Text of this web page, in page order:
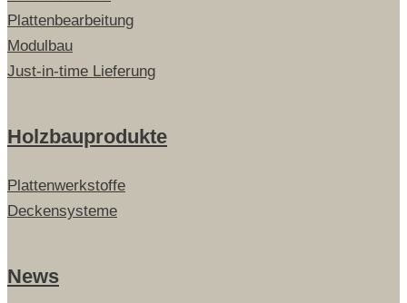
Plattenbearbeitung
Modulbau
Just-in-time Lieferung
Holzbauprodukte
Plattenwerkstoffe
Deckensysteme
News